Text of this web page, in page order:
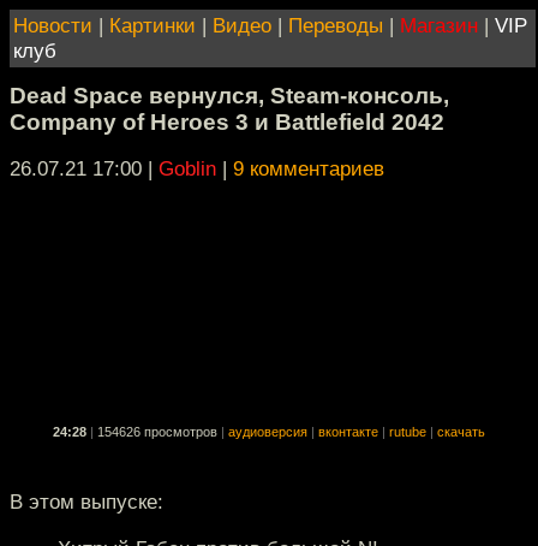
Новости | Картинки | Видео | Переводы | Магазин | VIP
клуб
Dead Space вернулся, Steam-консоль,
Company of Heroes 3 и Battlefield 2042
26.07.21 17:00 | Goblin | 9 комментариев
24:28 154626 просмотров аудиоверсия вконтакте rutube скачать
В этом выпуске: